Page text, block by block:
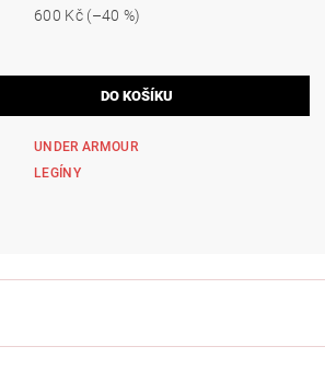
600 Kč (–40 %)
UNDER ARMOUR
LEGÍNY